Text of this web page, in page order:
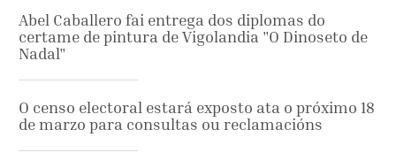
Abel Caballero fai entrega dos diplomas do
certame de pintura de Vigolandia "O Dinoseto de
Nadal"
O censo electoral estará exposto ata o próximo 18
de marzo para consultas ou reclamacións